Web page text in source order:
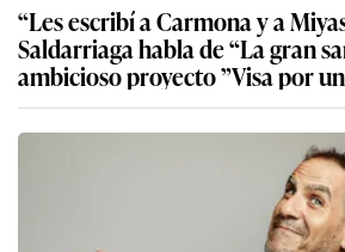
“Les escribí a Carmona y a
Saldarriaga habla de “La gran
ambicioso proyecto ”Visa por